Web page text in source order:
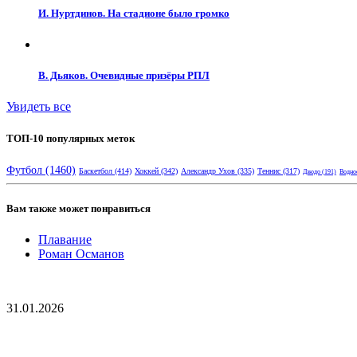
И. Нуртдинов. На стадионе было громко
В. Дьяков. Очевидные призёры РПЛ
Увидеть все
ТОП-10 популярных меток
Футбол (1460) Баскетбол (414) Хоккей (342) Александр Ухов (335) Теннис (317) Дзюдо (191)
Вам также может понравиться
Плавание
Роман Османов
31.01.2026